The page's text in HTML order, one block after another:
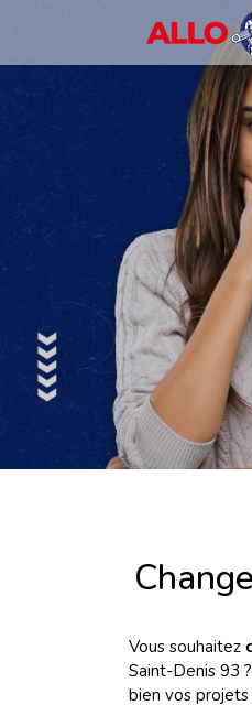
Vous souhaitez
Saint-Denis 93
bien vos